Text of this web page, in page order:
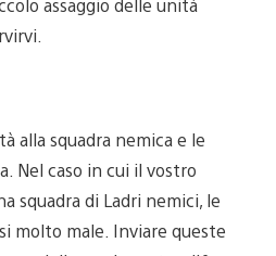
alla squadra nemica e le
Nel caso in cui il vostro
squadra di Ladri nemici, le
molto male. Inviare queste